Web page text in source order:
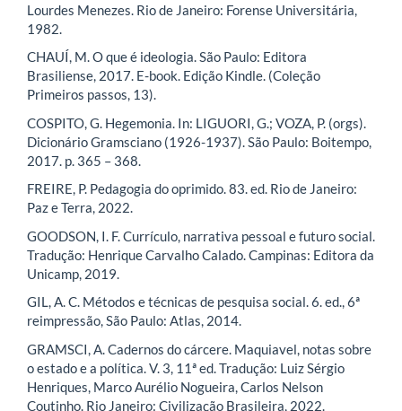
Lourdes Menezes. Rio de Janeiro: Forense Universitária,
1982.
CHAUÍ, M. O que é ideologia. São Paulo: Editora
Brasiliense, 2017. E-book. Edição Kindle. (Coleção
Primeiros passos, 13).
COSPITO, G. Hegemonia. In: LIGUORI, G.; VOZA, P. (orgs).
Dicionário Gramsciano (1926-1937). São Paulo: Boitempo,
2017. p. 365 – 368.
FREIRE, P. Pedagogia do oprimido. 83. ed. Rio de Janeiro:
Paz e Terra, 2022.
GOODSON, I. F. Currículo, narrativa pessoal e futuro social.
Tradução: Henrique Carvalho Calado. Campinas: Editora da
Unicamp, 2019.
GIL, A. C. Métodos e técnicas de pesquisa social. 6. ed., 6ª
reimpressão, São Paulo: Atlas, 2014.
GRAMSCI, A. Cadernos do cárcere. Maquiavel, notas sobre
o estado e a política. V. 3, 11ª ed. Tradução: Luiz Sérgio
Henriques, Marco Aurélio Nogueira, Carlos Nelson
Coutinho. Rio Janeiro: Civilização Brasileira, 2022.